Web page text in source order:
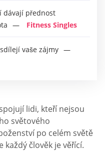
dávají přednost
Fitness Singles
vaše zájmy
lidi, kteří nejsou
světového
po celém světě
každý člověk je věřící.